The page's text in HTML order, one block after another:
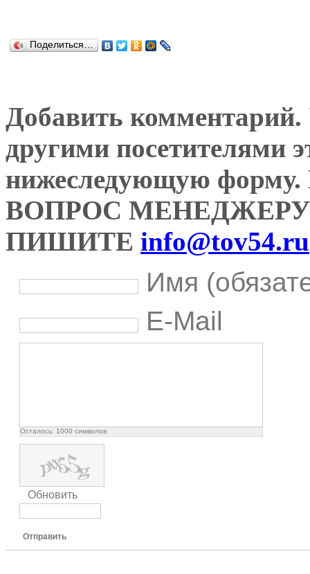
Поделиться…
Добавить комментарий.
другими посетителями
нижеследующую
ВОПРОС
ПИШИТЕ info@tov54.ru
Имя
E-Mail
Осталось: 1000 символов
Обновить
Отправить